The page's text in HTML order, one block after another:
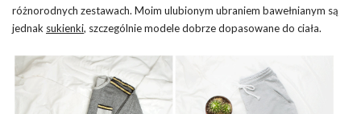
różnorodnych zestawach. Moim ulubionym ubraniem bawełnianym są
jednak sukienki, szczególnie modele dobrze dopasowane do ciała.